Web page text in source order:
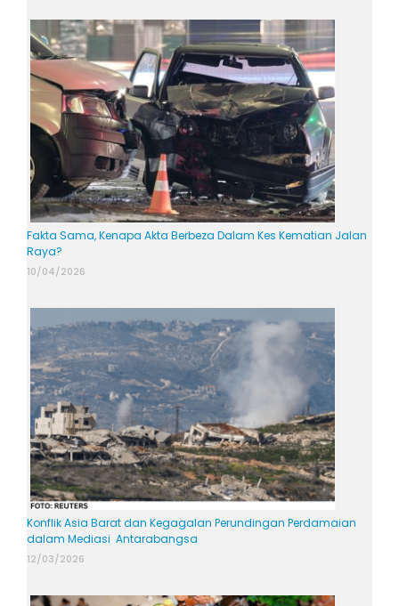
Fakta Sama, Kenapa Akta Berbeza Dalam Kes Kematian Jalan
Raya?
10/04/2026
Konflik Asia Barat dan Kegagalan Perundingan Perdamaian
dalam Mediasi Antarabangsa
12/03/2026